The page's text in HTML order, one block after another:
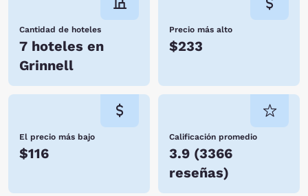
Cantidad de hoteles
7 hoteles en
Grinnell
Precio más alto
$233
El precio más bajo
$116
Calificación promedio
3.9 (3366
reseñas)